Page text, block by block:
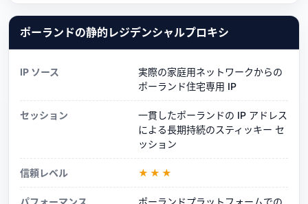
ポーランドの静的レジデンシャルプロキシ
IP ソース
実際の家庭用ネットワークからの
ポーランド住宅専用 IP
セッション
一貫したポーランドの IP アドレス
による長期持続のスティッキー セ
ッション
信頼レベル ★★★
パフォーマンス
ポーランドプラットフォームでの